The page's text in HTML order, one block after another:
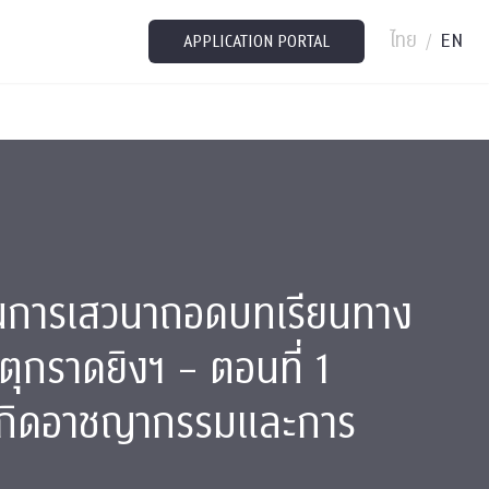
APPLICATION PORTAL ไทย / EN
ารเสวนาถอดบทเรียนทาง
กราดยิงฯ – ตอนที่ 1
ดอาชญากรรมและการ